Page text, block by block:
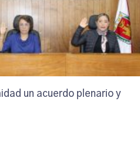
un acuerdo plenario y